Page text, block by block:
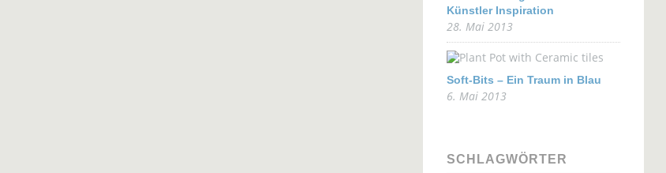
Künstler Inspiration
28. Mai 2013
Soft-Bits – Ein Traum in Blau
6. Mai 2013
SCHLAGWÖRTER